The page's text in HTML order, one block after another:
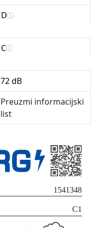
D
C
72 dB
Preuzmi informacijski
list